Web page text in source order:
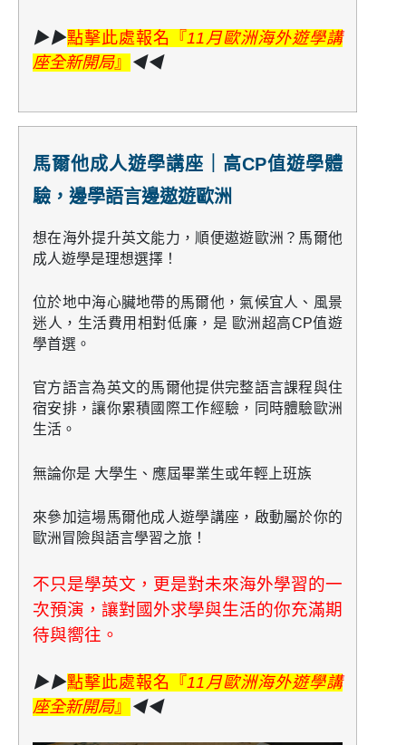
▶▶點擊此處報名『11月歐洲海外遊學講
座全新開局』 ◀◀
馬爾他成人遊學講座｜高CP值遊學體
驗，邊學語言邊遨遊歐洲
想在海外提升英文能力，順便遨遊歐洲？馬爾他
成人遊學是理想選擇！
位於地中海心臟地帶的馬爾他，氣候宜人、風景
迷人，生活費用相對低廉，是 歐洲超高CP值遊
學首選 。
官方語言為英文的馬爾他提供完整語言課程與住
宿安排，讓你累積國際工作經驗，同時體驗歐洲
生活。
無論你是 大學生、應屆畢業生或年輕上班族
來參加這場馬爾他成人遊學講座，啟動屬於你的
歐洲冒險與語言學習之旅 ！
不只是學英文，更是對未來海外學習的一
次預演，讓對國外求學與生活的你充滿期
待與嚮往。
▶▶點擊此處報名『11月歐洲海外遊學講
座全新開局』 ◀◀